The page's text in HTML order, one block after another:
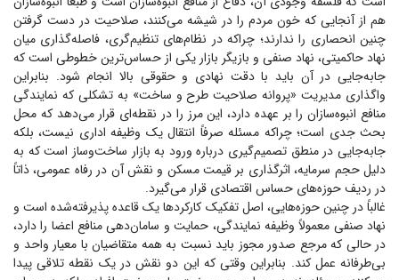
هم از آنجایی که خون مردم را در شیشه می‌کنند، صلاحیت در دست گرفتن
چنین انحصاری را ندارند؛ چراکه در نظام‌های تنظیم‌گری، فاصله‌گذاری میان
نهاد حاکمیتی، نهاد صنفی و بازیگر بازار یکی از حساس‌ترین خطوطی است که
جابه‌جایی در آن باید با دقت نهادی و حقوقی بالا انجام شود. بنابراین
واگذاری مدیریت «پروانه صلاحیت طرح و ساخت» به تشکلی که نمایندگی
منافع انبوه‌سازان را بر عهده دارد، این مرز را در نقطه‌ای قرار می‌دهد که محل
بحث جدی است؛ چراکه مسئله صرفاً انتقال یک وظیفه اداری نیست، بلکه
جابه‌جایی در منطق تصمیم‌گیری درباره ورود به بازار ساخت‌وساز است که به
دلیل حجم سرمایه، اثرگذاری بر قیمت مسکن و نقش آن در رفاه عمومی، ذاتاً
در ردیف حوزه‌های حساس اقتصادی قرار می‌گیرد.
غالباً در چنین حوزه‌هایی، اصل تفکیک کارکرد‌ها یک قاعده پذیرفته‌شده است و
نهاد صنفی معمولاً وظیفه نمایندگی، حمایت و سامان‌دهی منافع اعضا را دارد،
در حالی که مرجع صدور مجوز باید نسبت به همه متقاضیان با معیار واحد و
بی‌طرفانه عمل کند. بنابراین وقتی که این دو نقش در یک نقطه تلاقی پیدا